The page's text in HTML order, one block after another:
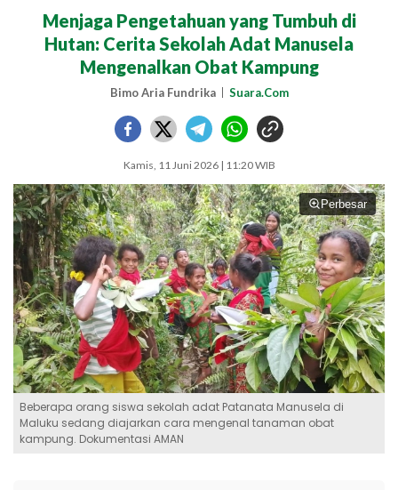
Menjaga Pengetahuan yang Tumbuh di
Hutan: Cerita Sekolah Adat Manusela
Mengenalkan Obat Kampung
Bimo Aria Fundrika Suara.Com
Kamis, 11 Juni 2026 | 11:20 WIB
Perbesar
Beberapa orang siswa sekolah adat Patanata Manusela di
Maluku sedang diajarkan cara mengenal tanaman obat
kampung. Dokumentasi AMAN